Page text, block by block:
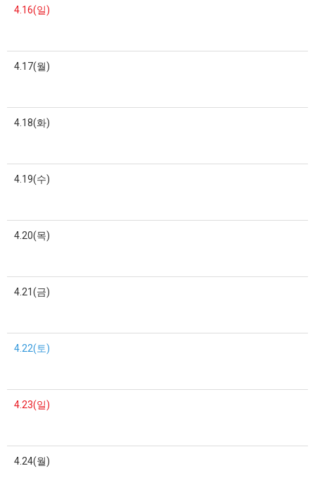
4.16(일)
4.17(월)
4.18(화)
4.19(수)
4.20(목)
4.21(금)
4.22(토)
4.23(일)
4.24(월)